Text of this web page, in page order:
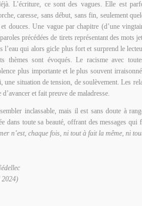
L’écriture, ce sont des vagues. Elle est
caresse, sans début, sans fin, seulement
douces. Une vague par chapitre (d’une
précédées de tirets représentant des mots
l’eau qui alors gicle plus fort et surprend le
thèmes sont évoqués. Le racisme avec
plus importante et le plus souvent
une situation de tension, de soulèvement. Les
et fait preuve de maladresse.
inclassable, mais il est sans doute à
dans toute sa beauté, offrant des messages
n’est, chaque fois, ni tout à fait la même, ni
2024)